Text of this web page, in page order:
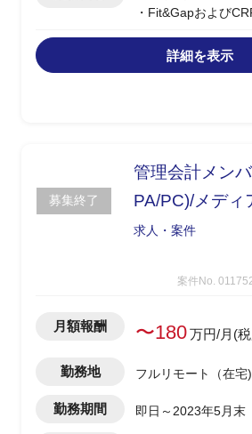
・Fit&Gapおよび
詳細を表示
募集終了
管理会計メン
PA/PC)/メディ
求人・案件
案件No.
月額報酬 〜180万円/月(
勤務地 フルリモート（在宅)
勤務期間 即日～2023年5月末